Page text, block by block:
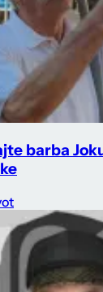
barba